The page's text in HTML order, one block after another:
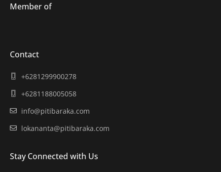
Member of
Contact
+6281299900278
+6281188005058
info@pitibaraka.com
lokananta@pitibaraka.com
Stay Connected with Us